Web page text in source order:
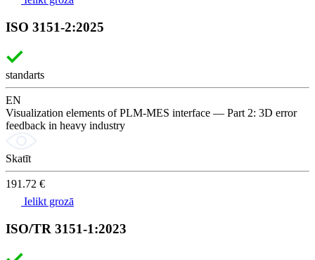
ISO 3151-2:2025
standarts
EN
Visualization elements of PLM-MES interface — Part 2: 3D error
feedback in heavy industry
Skatīt
191.72 €
Ielikt grozā
ISO/TR 3151-1:2023